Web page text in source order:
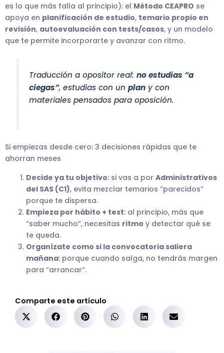
es lo que más falla al principio): el Método CEAPRO se
apoya en planificación de estudio, temario propio en
revisión, autoevaluación con tests/casos, y un modelo
que te permite incorporarte y avanzar con ritmo.
Traducción a opositor real:no estudias “a
ciegas”, estudias con unplan y con
materiales pensados para oposición.
Si empiezas desde cero: 3 decisiones rápidas que te
ahorran meses
Decide ya tu objetivo: si vas a por Administrativos
del SAS (C1), evita mezclar temarios “parecidos”
porque te dispersa.
Empieza por hábito + test: al principio, más que
“saber mucho”, necesitas ritmo y detectar qué se
te queda.
Organízate como si la convocatoria saliera
mañana: porque cuando salga, no tendrás margen
para “arrancar”.
Comparte este artículo